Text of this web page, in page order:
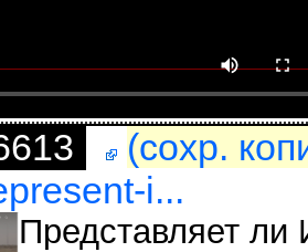
(сохр.
i...
Представляет